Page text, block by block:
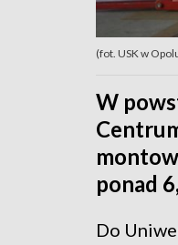
(fot. USK w
W
ponad
Do